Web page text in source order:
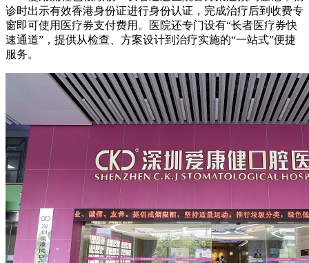
诊时出示有效香港身份证进行身份认证，完成治疗后到收费专
窗即可使用医疗券支付费用。医院还专门设有“长者医疗券快
速通道”，提供从检查、方案设计到治疗实施的“一站式”便捷
服务。